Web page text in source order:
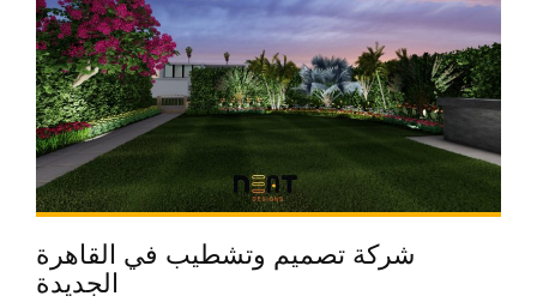
شركة تصميم وتشطيب في القاهرة
الجديدة